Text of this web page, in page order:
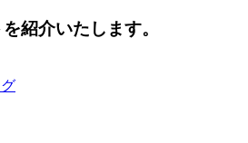
紹介いたします。